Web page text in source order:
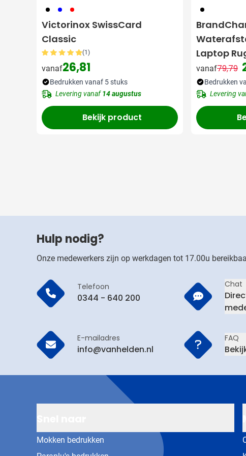
001 005 008
Victorinox SwissCard
Classic
(1)
vanaf26,81
Bedrukken vanaf 5 stuks
Levering vanaf14 augustus
Bekijk product
001
Laptop
inch]
vanaf79,79
Bedrukken
Levering
Hulp nodig?
Onze medewerkers zijn op werkdagen tot 17.00u
Telefoon
0344 - 640 200
Chat
E-mailadres
info@vanhelden.nl
FAQ
Mokken bedrukken